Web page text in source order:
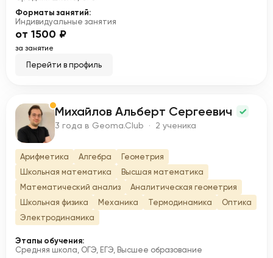
Форматы занятий:
Индивидуальные занятия
от 1500 ₽
за занятие
Перейти в профиль
М Михайлов Альберт Сергеевич
3 года в Geoma.Club · 2 ученика
Арифметика Алгебра
Геометрия
Школьная математика
Высшая математика
Математический анализ
Аналитическая геометрия
Школьная физика
Механика Термодинамика
Оптика
Электродинамика
Этапы обучения:
Средняя школа, ОГЭ, ЕГЭ, Высшее образование